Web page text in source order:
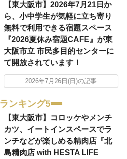
【東大阪市】2026年7月21日か
ら、小中学生が気軽に立ち寄り
無料で利用できる宿題スペース
『2026夏休み宿題CAFE』が東
大阪市立 市民多目的センターに
て開放されています！
2026年7月26日(日)の記事
ランキング5
【東大阪市】コロッケやメンチ
カツ、イートインスペースでラ
ンチなどが楽しめる精肉店『北
島精肉店 with HESTA LIFE